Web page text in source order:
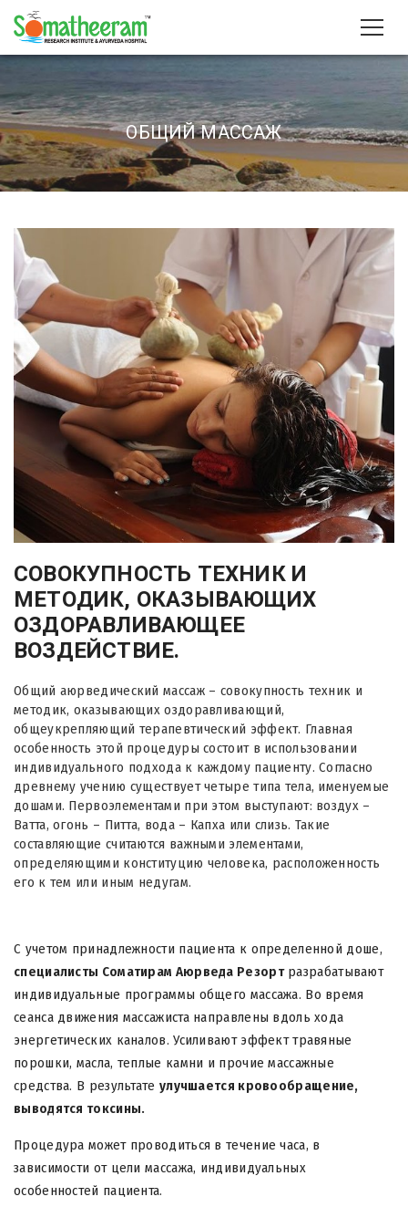
ОБЩИЙ МАССАЖ
СОВОКУПНОСТЬ ТЕХНИК И
МЕТОДИК, ОКАЗЫВАЮЩИХ
ОЗДОРАВЛИВАЮЩЕЕ
ВОЗДЕЙСТВИЕ.
Общий аюрведический массаж – совокупность техник и
методик, оказывающих оздоравливающий,
общеукрепляющий терапевтический эффект. Главная
особенность этой процедуры состоит в использовании
индивидуального подхода к каждому пациенту. Согласно
древнему учению существует четыре типа тела, именуемые
дошами. Первоэлементами при этом выступают: воздух –
Ватта, огонь – Питта, вода – Капха или слизь. Такие
составляющие считаются важными элементами,
определяющими конституцию человека, расположенность
его к тем или иным недугам.
С учетом принадлежности пациента к определенной доше,
специалисты Соматирам Аюрведа Резортразрабатывают
индивидуальные программы общего массажа. Во время
сеанса движения массажиста направлены вдоль хода
энергетических каналов. Усиливают эффект травяные
порошки, масла, теплые камни и прочие массажные
средства. В результате улучшается кровообращение,
выводятся токсины.
Процедура может проводиться в течение часа, в
зависимости от цели массажа, индивидуальных
особенностей пациента.